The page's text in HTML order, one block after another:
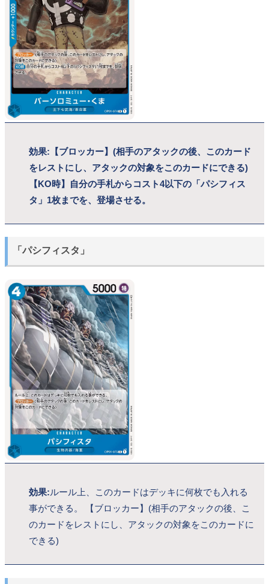
効果:【ブロッカー】(相手のアタックの後、このカード
をレストにし、アタックの対象をこのカードにできる)
【KO時】自分の手札からコスト4以下の「パシフィス
タ」1枚までを、登場させる。
「パシフィスタ」
効果:ルール上、このカードはデッキに何枚でも入れる
事ができる。 【ブロッカー】(相手のアタックの後、こ
のカードをレストにし、アタックの対象をこのカードに
できる)